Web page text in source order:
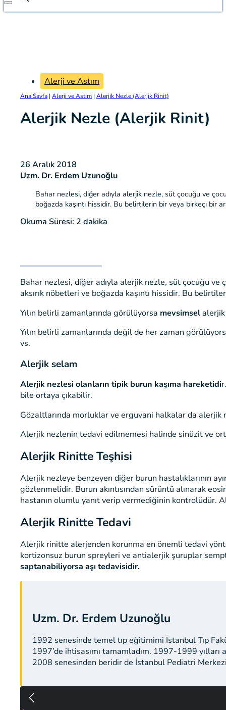
Alerji ve Astım
Ana Sayfa | Alerji ve Astım | Alerjik Nezle (Alerjik Rinit)
Alerjik Nezle (Alerjik Rinit)
26 Aralık 2018
Uzm. Dr. Erdem Uzunoğlu
Bahar nezlesi, diğer adıyla alerjik nezle, süt çocuğu ve
boğazda kaşıntı hissidir. Bu belirtilerin bir veya birkeçı
Okuma Süresi: 2 dakika
Bahar nezlesi, diğer adıyla alerjik nezle, süt çocuğu ve
aksırık nöbetleri ve boğazda kaşıntı hissidir. Bu
Yılın belirli zamanlarında görülüyorsa mevsimsel
Yılın belirli zamanlarında değil de her zaman
vs.
Alerjik selam
Alerjik nezlesi olanların tipik burun kaşıma hareketidi
bile ortaya çıkabilir.
Gözaltlarında morluklar ve erguvani halkalar da alerjik
Alerjik nezlenin tedavi edilmemesi halinde sinüzit ve
Alerjik Rinitte Teşhisi
Alerjik nezleye benzeyen diğer burun hastalıklarının
gözlenmelidir. Burun akıntısından sürüntü alınarak
hastanın olumlu yanıt verip vermediğinin kontrolüdür.
Alerjik Rinitte Tedavi
Alerjik rinitte alerjenden korunma en önemli tedavi
kortizonsuz burun spreyleri ve antialerjik şuruplar
saptanabiliyorsa aşı tedavisidir.
Uzm. Dr. Erdem Uzunoğlu
1992 senesinde temel tıp eğitimimi İstanbul Tıp
1997’de ihtisasımı tamamladım. 1997-1999
2008 senesinden beridir de İstanbul Pediatri